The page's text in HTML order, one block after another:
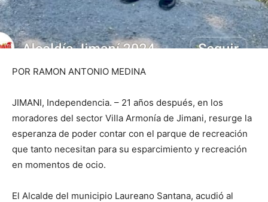
POR RAMON ANTONIO MEDINA
JIMANI, Independencia. – 21 años después, en los
moradores del sector Villa Armonía de Jimani, resurge la
esperanza de poder contar con el parque de recreación
que tanto necesitan para su esparcimiento y recreación
en momentos de ocio.
El Alcalde del municipio Laureano Santana, acudió al